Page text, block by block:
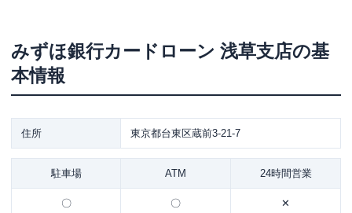
みずほ銀行カードローン 浅草支店の基
本情報
住所 東京都台東区蔵前3-21-7
駐車場 ATM 24時間営業
〇 〇 ✕